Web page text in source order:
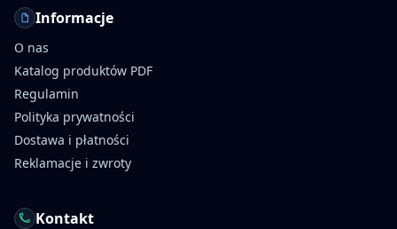
Informacje
O nas
Katalog produktów PDF
Regulamin
Polityka prywatności
Dostawa i płatności
Reklamacje i zwroty
Kontakt